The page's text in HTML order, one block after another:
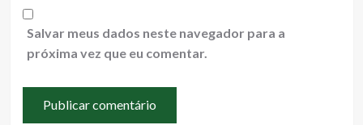
Salvar meus dados neste navegador para a
próxima vez que eu comentar.